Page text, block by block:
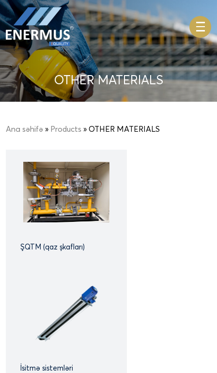
OTHER MATERIALS
Ana səhifə » Products » OTHER MATERIALS
ŞQTM (qaz şkafları)
İsitmə sistemləri